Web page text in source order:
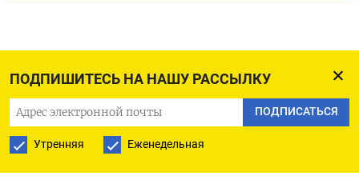
ПОДПИШИТЕСЬ НА НАШУ РАССЫЛКУ
ПОДПИСАТЬСЯ
Утренняя Еженедельная